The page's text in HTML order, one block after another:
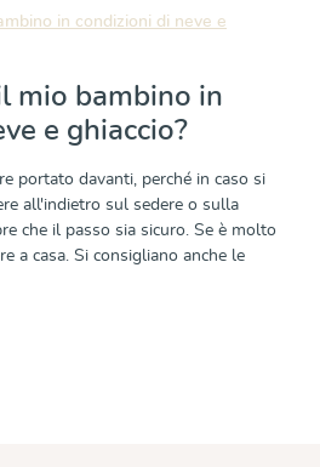
in condizioni di neve e
mio bambino in
e ghiaccio?
portato davanti, perché in caso si
all'indietro sul sedere o sulla
che il passo sia sicuro. Se è molto
a casa. Si consigliano anche le